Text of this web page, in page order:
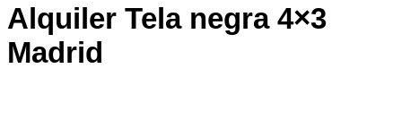
Alquiler Tela negra 4×3
Madrid